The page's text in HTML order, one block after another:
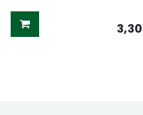
3,30